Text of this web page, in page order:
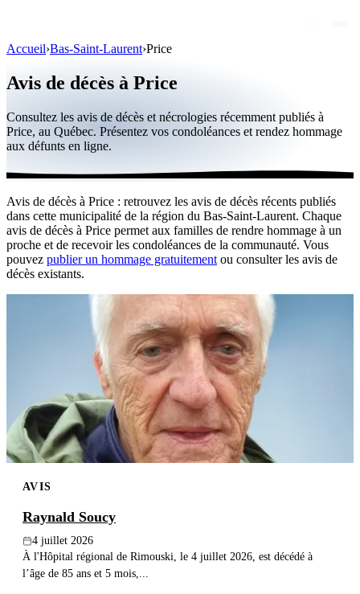
Personnalités publiques
Québec
Canada
International
Par région
Par ville
Maisons funéraires
Publier un avis
Recherche
Accueil›Bas-Saint-Laurent›Price
Avis de décès à Price
Consultez les avis de décès et nécrologies récemment publiés à
Price, au Québec. Présentez vos condoléances et rendez hommage
aux défunts en ligne.
Avis de décès à Price : retrouvez les avis de décès récents publiés
dans cette municipalité de la région du Bas-Saint-Laurent. Chaque
avis de décès à Price permet aux familles de rendre hommage à un
proche et de recevoir les condoléances de la communauté. Vous
pouvez publier un hommage gratuitement ou consulter les avis de
décès existants.
AVIS
Raynald Soucy
4 juillet 2026
À l'Hôpital régional de Rimouski, le 4 juillet 2026, est décédé à
l’âge de 85 ans et 5 mois,...